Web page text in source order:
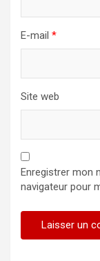
E-mail *
Site web
Enregistrer mon
navigateur pour